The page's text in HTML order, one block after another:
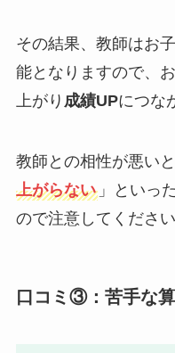
その結果、教師はお
能となりますので、
上がり 成績UPにつな
教師との相性が悪いと
上がらない」といっ
ので注意してください
口コミ③：苦手な